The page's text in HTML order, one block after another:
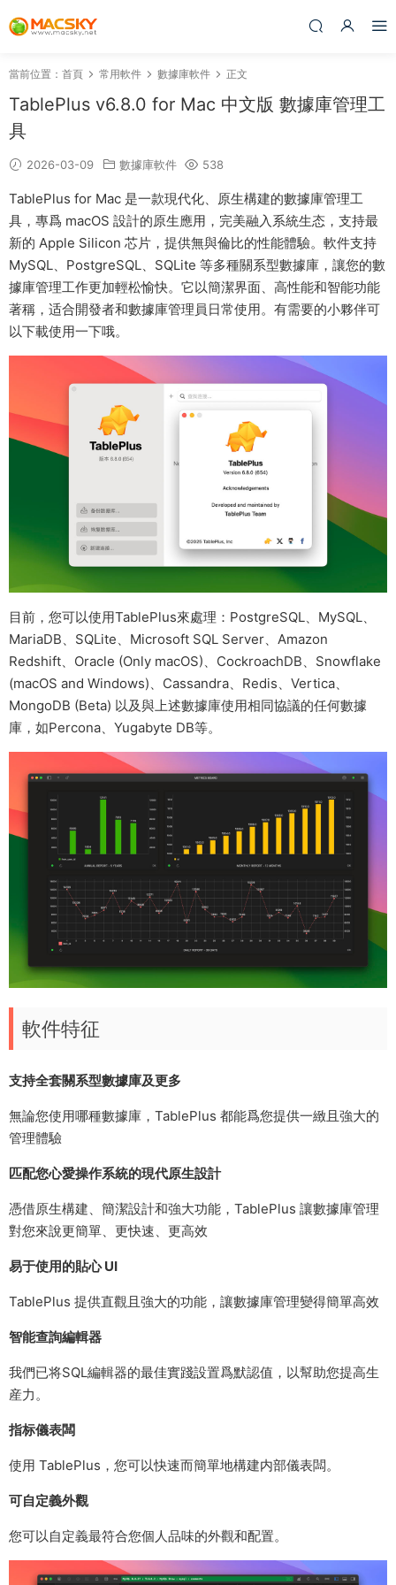
當前位置： 首頁 常用軟件 數據庫軟件 正文
TablePlus v6.8.0 for Mac 中文版 數據庫管理工
具
2026-03-09 數據庫軟件 538
TablePlus for Mac 是一款現代化、原生構建的數據庫管理工
具，專爲 macOS 設計的原生應用，完美融入系統生态，支持最
新的 Apple Silicon 芯片，提供無與倫比的性能體驗。軟件支持
MySQL、PostgreSQL、SQLite 等多種關系型數據庫，讓您的數
據庫管理工作更加輕松愉快。它以簡潔界面、高性能和智能功能
著稱，适合開發者和數據庫管理員日常使用。有需要的小夥伴可
以下載使用一下哦。
目前，您可以使用TablePlus來處理：PostgreSQL、MySQL、
MariaDB、SQLite、Microsoft SQL Server、Amazon
Redshift、Oracle (Only macOS)、CockroachDB、Snowflake
(macOS and Windows)、Cassandra、Redis、Vertica、
MongoDB (Beta) 以及與上述數據庫使用相同協議的任何數據
庫，如Percona、Yugabyte DB等。
軟件特征
支持全套關系型數據庫及更多
無論您使用哪種數據庫，TablePlus 都能爲您提供一緻且強大的
管理體驗
匹配您心愛操作系統的現代原生設計
憑借原生構建、簡潔設計和強大功能，TablePlus 讓數據庫管理
對您來說更簡單、更快速、更高效
易于使用的貼心 UI
TablePlus 提供直觀且強大的功能，讓數據庫管理變得簡單高效
智能查詢編輯器
我們已将SQL編輯器的最佳實踐設置爲默認值，以幫助您提高生
産力。
指标儀表闆
使用 TablePlus，您可以快速而簡單地構建内部儀表闆。
可自定義外觀
您可以自定義最符合您個人品味的外觀和配置。